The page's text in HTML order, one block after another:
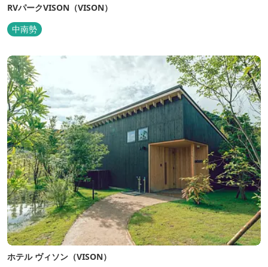
RVパークVISON（VISON）
中南勢
ホテル ヴィソン（VISON）